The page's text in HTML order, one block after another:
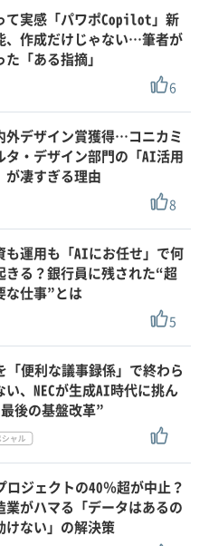
て実感「パワポCopilot」新
、作成だけじゃない…筆者が
た「ある指摘」
6
外デザイン賞獲得…コニカミ
タ・デザイン部門の「AI活用
が凄すぎる理由
8
も運用も「AIにお任せ」で何
きる？銀行員に残された“超
な仕事”とは
5
「便利な議事録係」で終わら
い、NECが生成AI時代に挑ん
後の基盤改革”
ロジェクトの40％超が中止？
業がハマる「データはあるの
けない」の解決策